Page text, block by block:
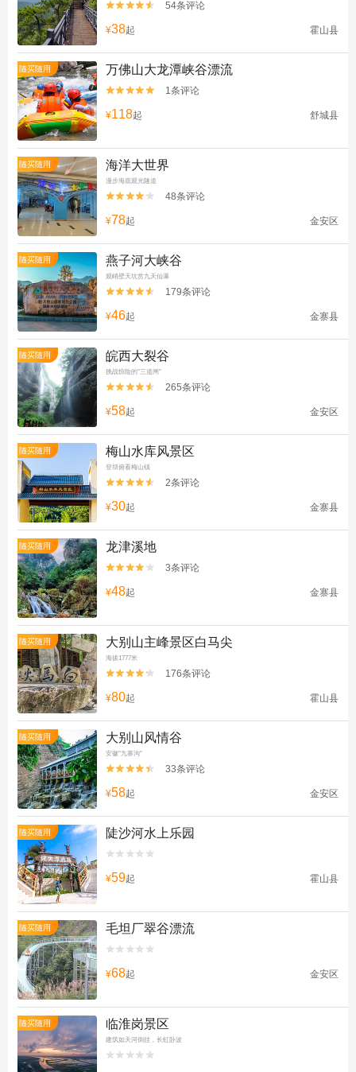

 54条评论
¥38起 霍山县
随买随用 万佛山大龙潭峡谷漂流

 1条评论
¥118起 舒城县
随买随用 海洋大世界
漫步海底观光隧道

 48条评论
¥78起 金安区
随买随用 燕子河大峡谷
观峭壁天坑赏九天仙瀑

 179条评论
¥46起 金寨县
随买随用 皖西大裂谷
挑战惊险的"三道闸"

 265条评论
¥58起 金安区
随买随用 梅山水库风景区
登坝俯看梅山镇

 2条评论
¥30起 金寨县
随买随用 龙津溪地

 3条评论
¥48起 金寨县
随买随用 大别山主峰景区白马尖
海拔1777米

 176条评论
¥80起 霍山县
随买随用 大别山风情谷
安徽"九寨沟"

 33条评论
¥58起 金安区
随买随用 陡沙河水上乐园


¥59起 霍山县
随买随用 毛坦厂翠谷漂流


¥68起 金安区
随买随用 临淮岗景区
建筑如天河倒挂，长虹卧波

